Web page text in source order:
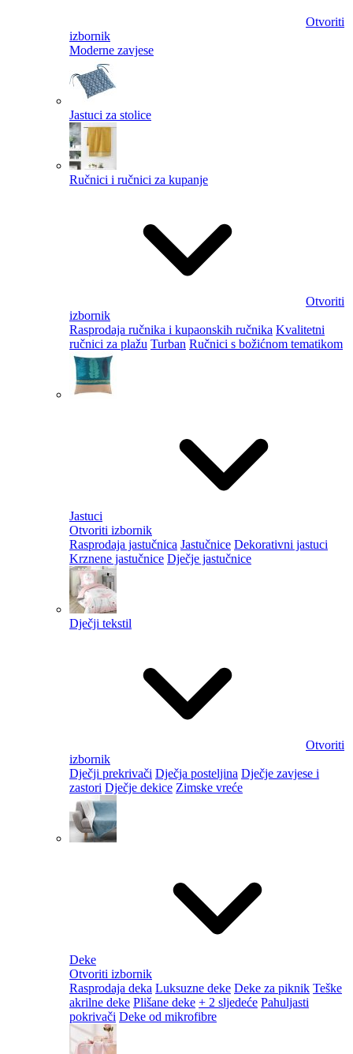
Otvoriti
izbornik
Moderne zavjese
Jastuci za stolice
Ručnici i ručnici za kupanje
Otvoriti
izbornik
Rasprodaja ručnika i kupaonskih ručnika Kvalitetni
ručnici za plažu Turban Ručnici s božićnom tematikom
Jastuci
Otvoriti izbornik
Rasprodaja jastučnica Jastučnice Dekorativni jastuci
Krznene jastučnice Dječje jastučnice
Dječji tekstil
Otvoriti
izbornik
Dječji prekrivači Dječja posteljina Dječje zavjese i
zastori Dječje dekice Zimske vreće
Deke
Otvoriti izbornik
Rasprodaja deka Luksuzne deke Deke za piknik Teške
akrilne deke Plišane deke + 2 sljedeće Pahuljasti
pokrivači Deke od mikrofibre